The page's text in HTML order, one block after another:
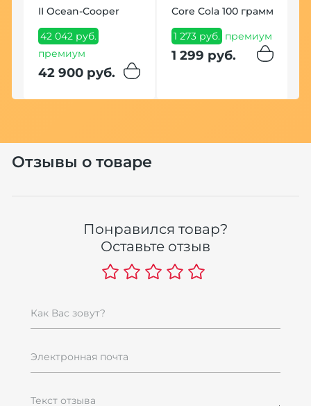
II Ocean-Cooper
42 042 руб.
премиум
42 900 руб.
Core Cola 100 грамм
1 273 руб. премиум
1 299 руб.
Отзывы о товаре
Понравился товар?
Оставьте отзыв
Как Вас зовут?
Электронная почта
Текст отзыва